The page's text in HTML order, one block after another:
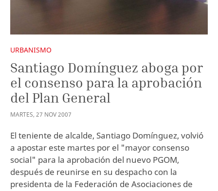
URBANISMO
Santiago Domínguez aboga por
el consenso para la aprobación
del Plan General
MARTES, 27 NOV2007
El teniente de alcalde, Santiago Domínguez, volvió
a apostar este martes por el "mayor consenso
social" para la aprobación del nuevo PGOM,
después de reunirse en su despacho con la
presidenta de la Federación de Asociaciones de